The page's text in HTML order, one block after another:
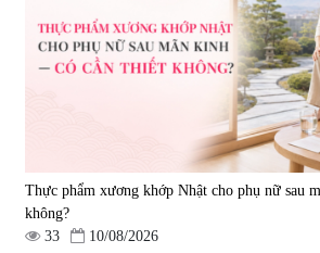
1.570.000
Thực phẩm xương khớp Nhật cho phụ nữ sau
không?
33
10/08/2026